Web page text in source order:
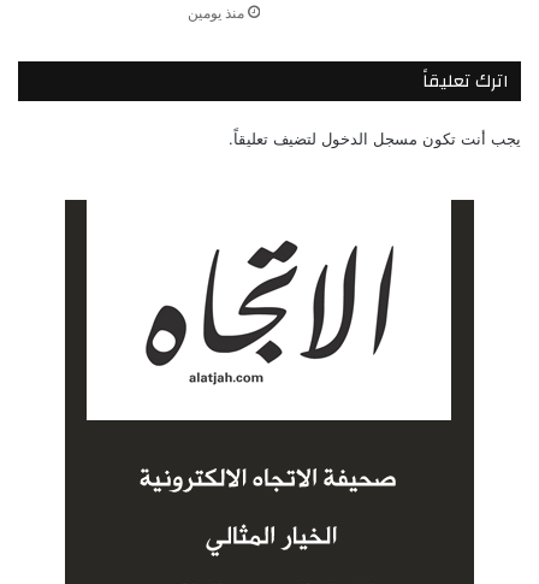
منذ يومين
اترك تعليقاً
يجب أنت تكون مسجل الدخول لتضيف تعليقاً.